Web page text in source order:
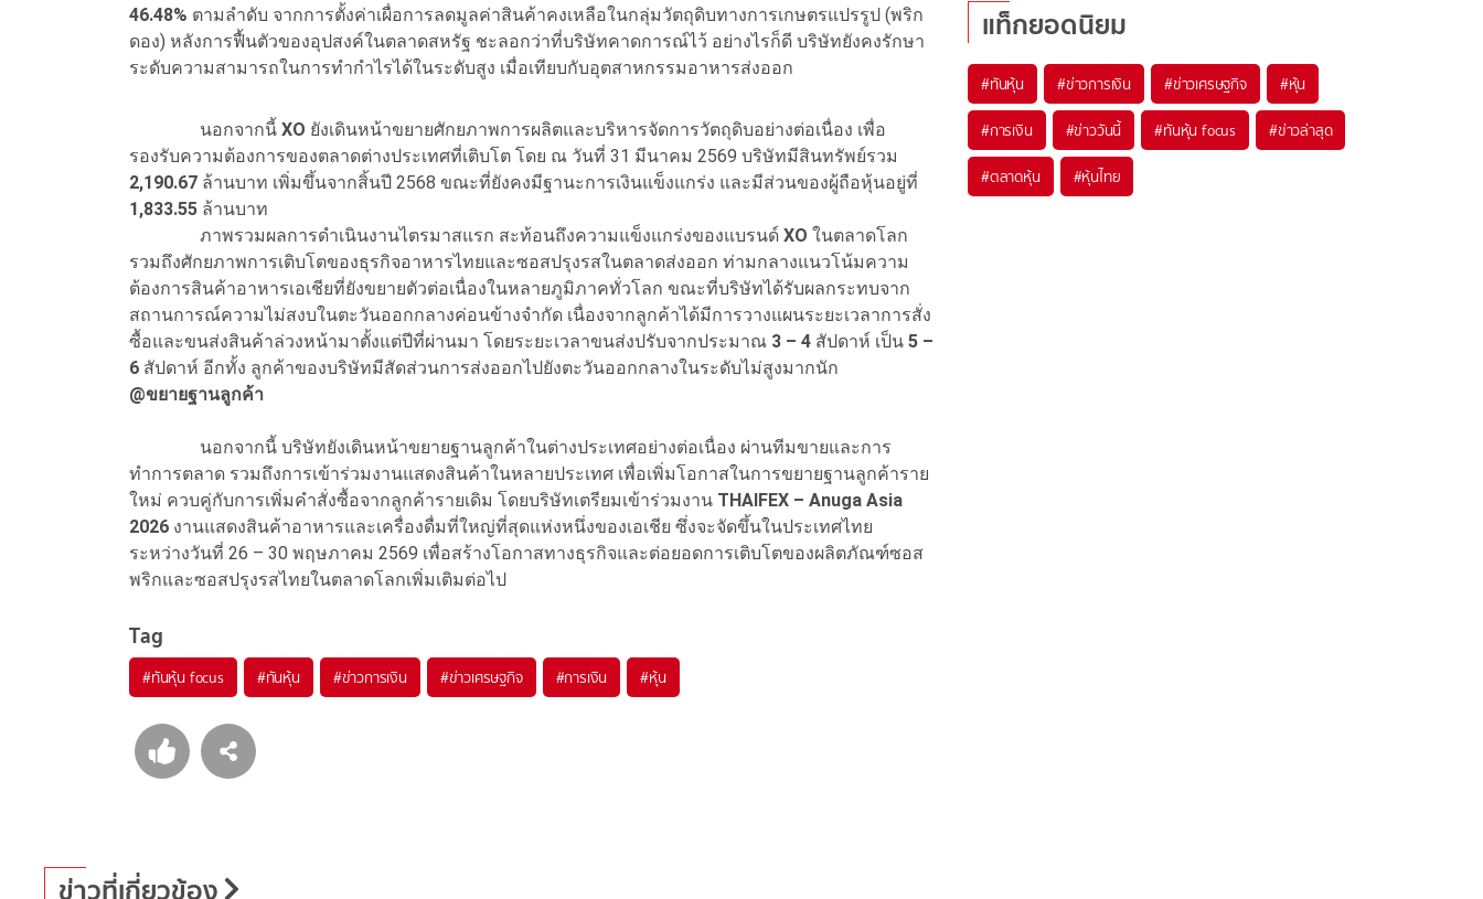
46.48% ตามลำดับ จากการตั้งค่าเผื่อการลดมูลค่าสินค้าคงเหลือในกลุ่มวัตถุดิบทางการเกษตรแปรรูป (พริก
ดอง) หลังการฟื้นตัวของอุปสงค์ในตลาดสหรัฐ ชะลอกว่าที่บริษัทคาดการณ์ไว้ อย่างไรก็ดี บริษัทยังคงรักษา
ระดับความสามารถในการทำกำไรได้ในระดับสูง เมื่อเทียบกับอุตสาหกรรมอาหารส่งออก
นอกจากนี้ XO ยังเดินหน้าขยายศักยภาพการผลิตและบริหารจัดการวัตถุดิบอย่างต่อเนื่อง เพื่อ
รองรับความต้องการของตลาดต่างประเทศที่เติบโต โดย ณ วันที่ 31 มีนาคม 2569 บริษัทมีสินทรัพย์รวม
2,190.67 ล้านบาท เพิ่มขึ้นจากสิ้นปี 2568 ขณะที่ยังคงมีฐานะการเงินแข็งแกร่ง และมีส่วนของผู้ถือหุ้นอยู่ที่
1,833.55 ล้านบาท
ภาพรวมผลการดำเนินงานไตรมาสแรก สะท้อนถึงความแข็งแกร่งของแบรนด์ XO ในตลาดโลก
รวมถึงศักยภาพการเติบโตของธุรกิจอาหารไทยและซอสปรุงรสในตลาดส่งออก ท่ามกลางแนวโน้มความ
ต้องการสินค้าอาหารเอเชียที่ยังขยายตัวต่อเนื่องในหลายภูมิภาคทั่วโลก ขณะที่บริษัทได้รับผลกระทบจาก
สถานการณ์ความไม่สงบในตะวันออกกลางค่อนข้างจำกัด เนื่องจากลูกค้าได้มีการวางแผนระยะเวลาการสั่ง
ซื้อและขนส่งสินค้าล่วงหน้ามาตั้งแต่ปีที่ผ่านมา โดยระยะเวลาขนส่งปรับจากประมาณ 3 – 4 สัปดาห์ เป็น 5 –
6 สัปดาห์ อีกทั้ง ลูกค้าของบริษัทมีสัดส่วนการส่งออกไปยังตะวันออกกลางในระดับไม่สูงมากนัก
@ขยายฐานลูกค้า
นอกจากนี้ บริษัทยังเดินหน้าขยายฐานลูกค้าในต่างประเทศอย่างต่อเนื่อง ผ่านทีมขายและการ
ทำการตลาด รวมถึงการเข้าร่วมงานแสดงสินค้าในหลายประเทศ เพื่อเพิ่มโอกาสในการขยายฐานลูกค้าราย
ใหม่ ควบคู่กับการเพิ่มคำสั่งซื้อจากลูกค้ารายเดิม โดยบริษัทเตรียมเข้าร่วมงาน THAIFEX – Anuga Asia
2026 งานแสดงสินค้าอาหารและเครื่องดื่มที่ใหญ่ที่สุดแห่งหนึ่งของเอเชีย ซึ่งจะจัดขึ้นในประเทศไทย
ระหว่างวันที่ 26 – 30 พฤษภาคม 2569 เพื่อสร้างโอกาสทางธุรกิจและต่อยอดการเติบโตของผลิตภัณฑ์ซอส
พริกและซอสปรุงรสไทยในตลาดโลกเพิ่มเติมต่อไป
Tag
#ทันหุ้น focus #ทันหุ้น #ข่าวการเงิน #ข่าวเศรษฐกิจ #การเงิน #หุ้น
แท็กยอดนิยม
#ทันหุ้น #ข่าวการเงิน #ข่าวเศรษฐกิจ #หุ้น
#การเงิน #ข่าววันนี้ #ทันหุ้น focus #ข่าวล่าสุด
#ตลาดหุ้น #หุ้นไทย